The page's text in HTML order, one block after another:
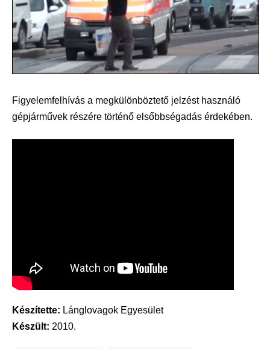
Figyelemfelhívás a megkülönböztető jelzést használó
gépjárművek részére történő elsőbbségadás érdekében.
Készítette: Lánglovagok Egyesület
Készült: 2010.